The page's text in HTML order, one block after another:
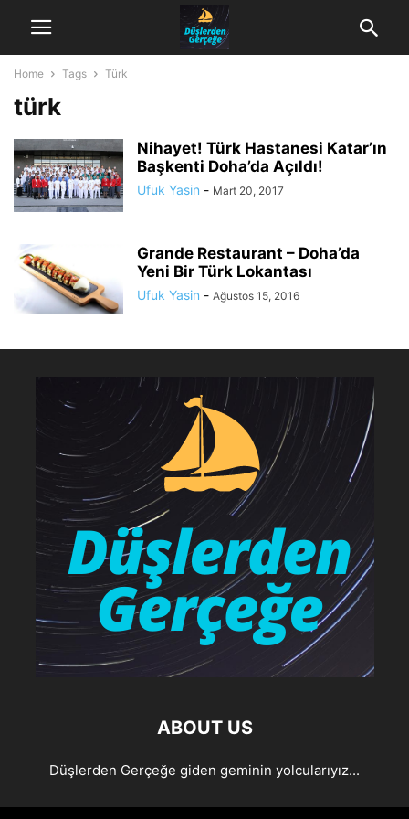
Home Tags Türk
türk
Nihayet! Türk Hastanesi Katar’ın
Başkenti Doha’da Açıldı!
Ufuk Yasin - Mart 20, 2017
Grande Restaurant – Doha’da
Yeni Bir Türk Lokantası
Ufuk Yasin - Ağustos 15, 2016
ABOUT US
Düşlerden Gerçeğe giden geminin yolcularıyız...